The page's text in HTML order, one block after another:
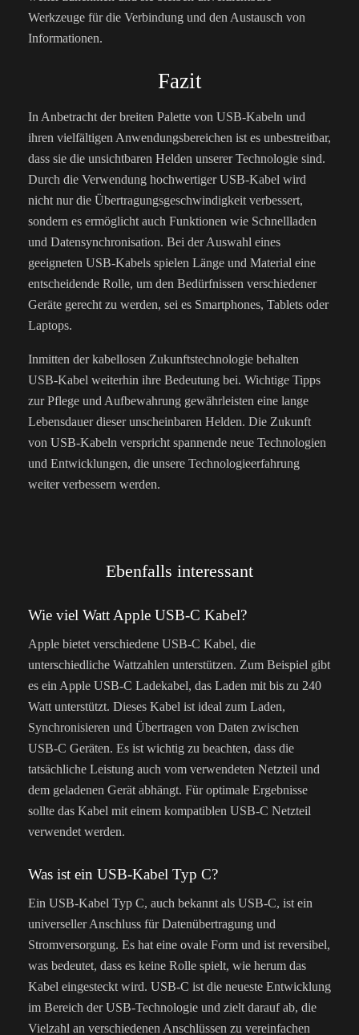
Werkzeuge für die Verbindung und den Austausch von
Informationen.
Fazit
In Anbetracht der breiten Palette von USB-Kabeln und
ihren vielfältigen Anwendungsbereichen ist es unbestreitbar,
dass sie die unsichtbaren Helden unserer Technologie sind.
Durch die Verwendung hochwertiger USB-Kabel wird
nicht nur die Übertragungsgeschwindigkeit verbessert,
sondern es ermöglicht auch Funktionen wie Schnellladen
und Datensynchronisation. Bei der Auswahl eines
geeigneten USB-Kabels spielen Länge und Material eine
entscheidende Rolle, um den Bedürfnissen verschiedener
Geräte gerecht zu werden, sei es Smartphones, Tablets oder
Laptops.
Inmitten der kabellosen Zukunftstechnologie behalten
USB-Kabel weiterhin ihre Bedeutung bei. Wichtige Tipps
zur Pflege und Aufbewahrung gewährleisten eine lange
Lebensdauer dieser unscheinbaren Helden. Die Zukunft
von USB-Kabeln verspricht spannende neue Technologien
und Entwicklungen, die unsere Technologieerfahrung
weiter verbessern werden.
Ebenfalls interessant
Wie viel Watt Apple USB-C Kabel?
Apple bietet verschiedene USB-C Kabel, die
unterschiedliche Wattzahlen unterstützen. Zum Beispiel gibt
es ein Apple USB-C Ladekabel, das Laden mit bis zu 240
Watt unterstützt. Dieses Kabel ist ideal zum Laden,
Synchronisieren und Übertragen von Daten zwischen
USB-C Geräten. Es ist wichtig zu beachten, dass die
tatsächliche Leistung auch vom verwendeten Netzteil und
dem geladenen Gerät abhängt. Für optimale Ergebnisse
sollte das Kabel mit einem kompatiblen USB-C Netzteil
verwendet werden.
Was ist ein USB-Kabel Typ C?
Ein USB-Kabel Typ C, auch bekannt als USB-C, ist ein
universeller Anschluss für Datenübertragung und
Stromversorgung. Es hat eine ovale Form und ist reversibel,
was bedeutet, dass es keine Rolle spielt, wie herum das
Kabel eingesteckt wird. USB-C ist die neueste Entwicklung
im Bereich der USB-Technologie und zielt darauf ab, die
Vielzahl an verschiedenen Anschlüssen zu vereinfachen